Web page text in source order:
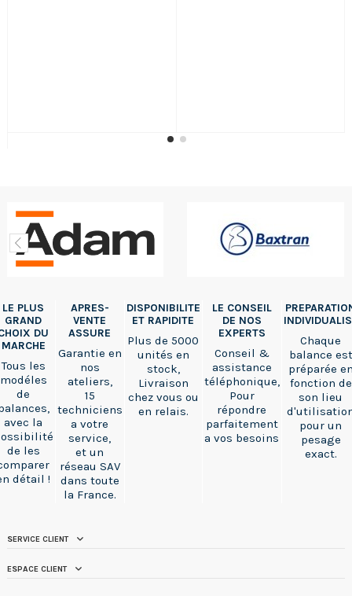
LE PLUS
GRAND
DU
MARCHE
Tous les
modéles
de
avec la
de les
détail !
APRES-
VENTE
ASSURE
Garantie en
nos
ateliers,
15
techniciens
a votre
service,
et un
réseau SAV
dans toute
la France.
DISPONIBILITE
ET RAPIDITE
Plus de 5000
unités en
stock,
Livraison
chez vous ou
en relais.
LE CONSEIL
DE NOS
EXPERTS
Conseil &
assistance
téléphonique,
Pour
répondre
parfaitement
a vos besoins
Chaque
balance est
préparée
fonction de
son lieu
pour un
pesage
exact.
SERVICE CLIENT
ESPACE CLIENT